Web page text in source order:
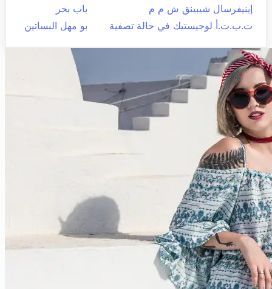
إينيفرسال شيبينق ش م م
باب بحر
ت.ب.ت.أ لوجيستيك في حالة تصفية
بو مهل البساتين